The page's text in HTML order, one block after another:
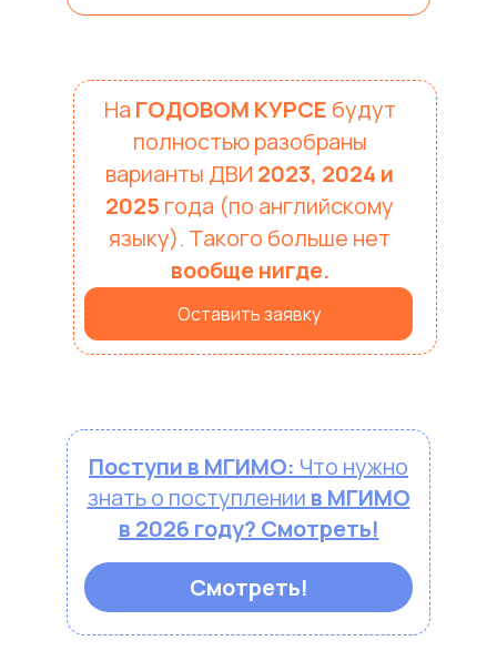
На ГОДОВОМ КУРСЕ будут
полностью разобраны
варианты ДВИ 2023, 2024 и
2025 года (по английскому
языку). Такого больше нет
вообще нигде.
Оставить заявку
Поступи в МГИМО: Что нужно
знать о поступлении в МГИМО
в 2026 году? Смотреть!
Смотреть!